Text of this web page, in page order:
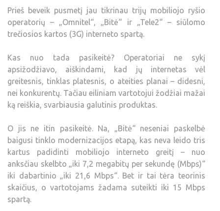
Prieš beveik pusmetį jau tikrinau trijų mobiliojo ryšio
operatorių – „Omnitel“, „Bitė“ ir „Tele2“ – siūlomo
trečiosios kartos (3G) interneto spartą.
Kas nuo tada pasikeitė? Operatoriai ne sykį
apsižodžiavo, aiškindami, kad jų internetas vėl
greitesnis, tinklas platesnis, o ateities planai – didesni,
nei konkurentų. Tačiau eiliniam vartotojui žodžiai mažai
ką reiškia, svarbiausia galutinis produktas.
O jis ne itin pasikeitė. Na, „Bitė“ neseniai paskelbė
baigusi tinklo modernizacijos etapą, kas neva leido tris
kartus padidinti mobiliojo interneto greitį – nuo
anksčiau skelbto „iki 7,2 megabitų per sekundę (Mbps)“
iki dabartinio „iki 21,6 Mbps“. Bet ir tai tėra teorinis
skaičius, o vartotojams žadama suteikti iki 15 Mbps
spartą.